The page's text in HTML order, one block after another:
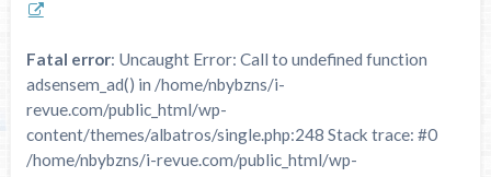
Fatal error: Uncaught Error: Call to undefined function
adsensem_ad() in /home/nbybzns/i-
revue.com/public_html/wp-
content/themes/albatros/single.php:248 Stack trace: #0
/home/nbybzns/i-revue.com/public_html/wp-